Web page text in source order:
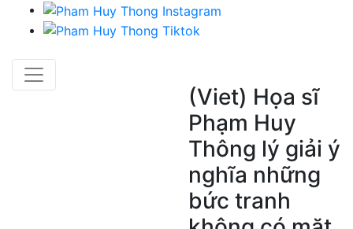
(Viet) Họa sĩ
Phạm Huy
Thông lý giải ý
nghĩa những
bức tranh